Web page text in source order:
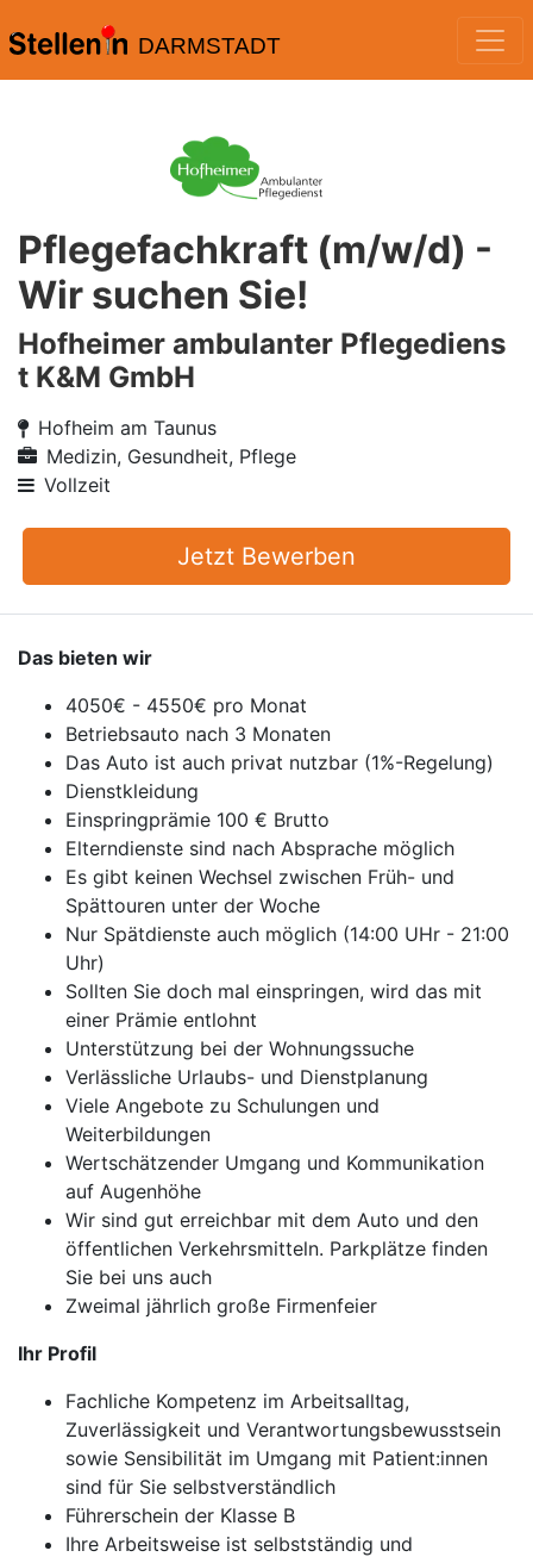
DARMSTADT
Pflegefachkraft (m/w/d) -
Wir suchen Sie!
Hofheimer ambulanter Pflegediens
t K&M GmbH
Hofheim am Taunus
Medizin, Gesundheit, Pflege
Vollzeit
Jetzt Bewerben
Das bieten wir
4050€ - 4550€ pro Monat
Betriebsauto nach 3 Monaten
Das Auto ist auch privat nutzbar (1%-Regelung)
Dienstkleidung
Einspringprämie 100 € Brutto
Elterndienste sind nach Absprache möglich
Es gibt keinen Wechsel zwischen Früh- und
Spättouren unter der Woche
Nur Spätdienste auch möglich (14:00 UHr - 21:00
Uhr)
Sollten Sie doch mal einspringen, wird das mit
einer Prämie entlohnt
Unterstützung bei der Wohnungssuche
Verlässliche Urlaubs- und Dienstplanung
Viele Angebote zu Schulungen und
Weiterbildungen
Wertschätzender Umgang und Kommunikation
auf Augenhöhe
Wir sind gut erreichbar mit dem Auto und den
öffentlichen Verkehrsmitteln. Parkplätze finden
Sie bei uns auch
Zweimal jährlich große Firmenfeier
Ihr Profil
Fachliche Kompetenz im Arbeitsalltag,
Zuverlässigkeit und Verantwortungsbewusstsein
sowie Sensibilität im Umgang mit Patient:innen
sind für Sie selbstverständlich
Führerschein der Klasse B
Ihre Arbeitsweise ist selbstständig und